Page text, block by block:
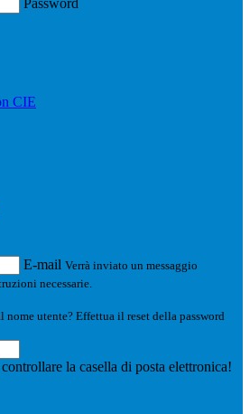
Password
CIE
E-mail Verrà inviato un messaggio
necessarie.
nome utente? Effettua il reset della password
la casella di posta elettronica!